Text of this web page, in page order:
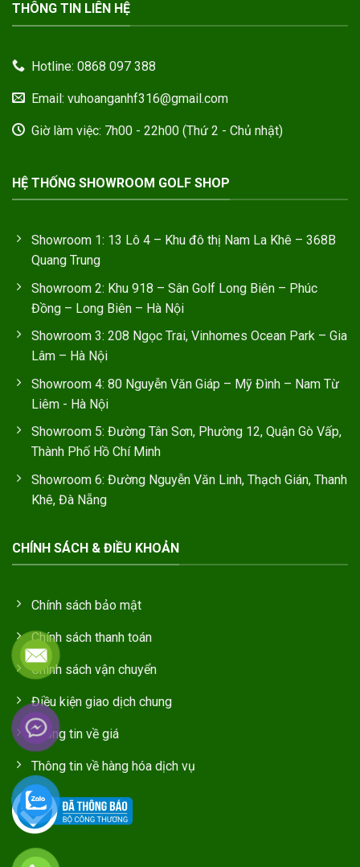
THÔNG TIN LIÊN HỆ
Hotline: 0868 097 388
Email: vuhoanganhf316@gmail.com
Giờ làm việc: 7h00 - 22h00 (Thứ 2 - Chủ nhật)
HỆ THỐNG SHOWROOM GOLF SHOP
Showroom 1: 13 Lô 4 – Khu đô thị Nam La Khê – 368B
Quang Trung
Showroom 2: Khu 918 – Sân Golf Long Biên – Phúc
Đồng – Long Biên – Hà Nội
Showroom 3: 208 Ngọc Trai, Vinhomes Ocean Park – Gia
Lâm – Hà Nội
Showroom 4: 80 Nguyễn Văn Giáp – Mỹ Đình – Nam Từ
Liêm - Hà Nội
Showroom 5: Đường Tân Sơn, Phường 12, Quận Gò Vấp,
Thành Phố Hồ Chí Minh
Showroom 6: Đường Nguyễn Văn Linh, Thạch Gián, Thanh
Khê, Đà Nẵng
CHÍNH SÁCH & ĐIỀU KHOẢN
Chính sách bảo mật
Chính sách thanh toán
Chính sách vận chuyển
Điều kiện giao dịch chung
Thông tin về giá
Thông tin về hàng hóa dịch vụ